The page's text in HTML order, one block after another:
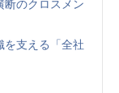
のクロスメン
支える「全社